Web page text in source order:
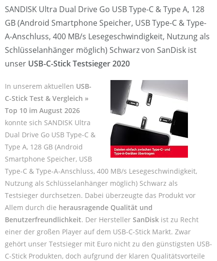
SANDISK Ultra Dual Drive Go USB Type-C & Type A, 128
GB (Android Smartphone Speicher, USB Type-C & Type-
A-Anschluss, 400 MB/s Lesegeschwindigkeit, Nutzung als
Schlüsselanhänger möglich) Schwarz von SanDisk ist
unser USB-C-Stick Testsieger 2020
In unserem aktuellen USB-
C-Stick Test & Vergleich »
Top 10 im August 2026
konnte sich SANDISK Ultra
Dual Drive Go USB Type-C &
Type A, 128 GB (Android
Smartphone Speicher, USB
Type-C & Type-A-Anschluss, 400 MB/s Lesegeschwindigkeit,
Nutzung als Schlüsselanhänger möglich) Schwarz als
Testsieger durchsetzen. Dabei überzeugte das Produkt vor
Allem durch die herausragende Qualität und
Benutzerfreundlichkeit. Der Hersteller SanDisk ist zu Recht
einer der großen Player auf dem USB-C-Stick Markt. Zwar
gehört unser Testsieger mit Euro nicht zu den günstigsten USB-
C-Stick Produkten, doch aufgrund der klaren Qualitätsvorteile